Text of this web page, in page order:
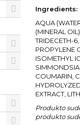
Ingredients:
AQUA
(MINERAL
TRIDECETH-
PROPYLENE
ISOMETHYL
SIMMONDSIA
COUMARIN,
EXTRACT,
Produkto
produkto